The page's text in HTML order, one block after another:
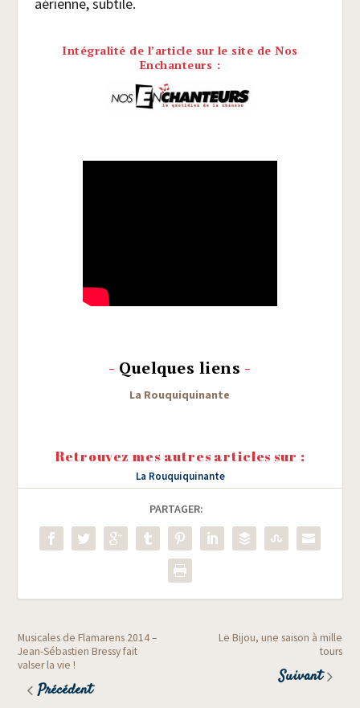
aérienne, subtile.
Intégralité de l’article sur le site de Nos
Enchanteurs :
- Quelques liens -
La Rou­qui­qui­nante
Retrouvez mes autres articles sur :
La Rouquiquinante
PARTAGER:
Musicales de Flamarens 2014 –
Jean-Sébastien Bressy fait
valser la vie !
Précédent
Le Bijou, une saison à mille
tours
Suivant